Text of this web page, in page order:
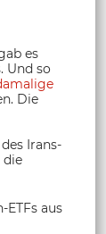
es
Und so
Die
Irans-
die
ETFs aus